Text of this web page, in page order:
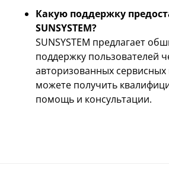
Какую поддержку
SUNSYSTEM?
SUNSYSTEM предлагает
поддержку пользователей
авторизованных сервисных
можете получить
помощь и консультации.